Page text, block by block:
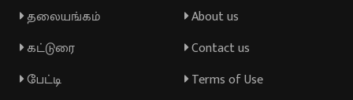
தலையங்கம்
கட்டுரை
பேட்டி
About us
Contact us
Terms of Use